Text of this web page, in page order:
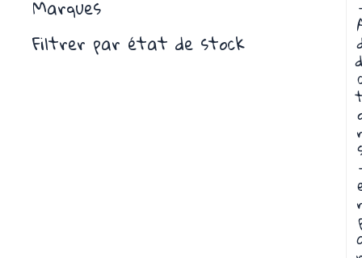
Marques
Filtrer par état de stock